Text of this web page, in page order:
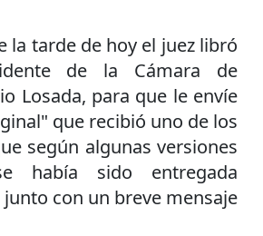
la tarde de hoy el juez libró
de la Cámara de
Losada, para que le envíe
que recibió uno de los
según algunas versiones
había sido entregada
con un breve mensaje